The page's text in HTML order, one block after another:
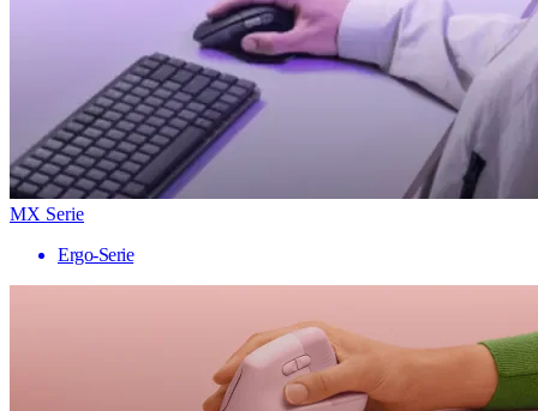
MX Serie
Ergo-Serie